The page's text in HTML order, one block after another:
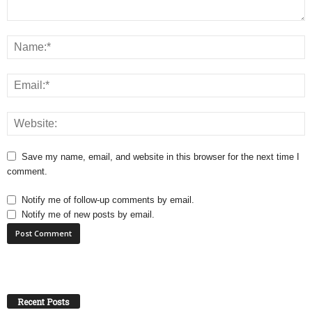
Save my name, email, and website in this browser for the next time I
comment.
Notify me of follow-up comments by email.
Notify me of new posts by email.
Recent Posts